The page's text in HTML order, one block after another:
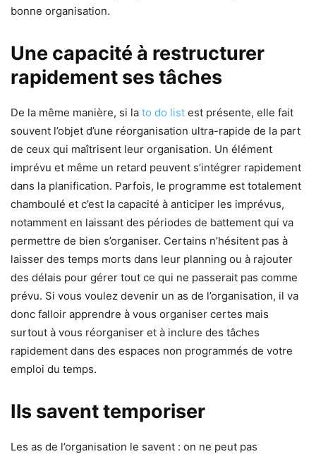
bonne organisation.
Une capacité à restructurer
rapidement ses tâches
De la même manière, si la to do list est présente, elle fait
souvent l’objet d’une réorganisation ultra-rapide de la part
de ceux qui maîtrisent leur organisation. Un élément
imprévu et même un retard peuvent s’intégrer rapidement
dans la planification. Parfois, le programme est totalement
chamboulé et c’est la capacité à anticiper les imprévus,
notamment en laissant des périodes de battement qui va
permettre de bien s’organiser. Certains n’hésitent pas à
laisser des temps morts dans leur planning ou à rajouter
des délais pour gérer tout ce qui ne passerait pas comme
prévu. Si vous voulez devenir un as de l’organisation, il va
donc falloir apprendre à vous organiser certes mais
surtout à vous réorganiser et à inclure des tâches
rapidement dans des espaces non programmés de votre
emploi du temps.
Ils savent temporiser
Les as de l’organisation le savent : on ne peut pas